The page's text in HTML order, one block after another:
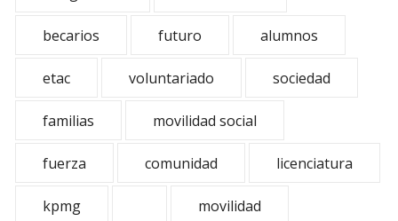
becarios futuro alumnos
etac voluntariado sociedad
familias movilidad social
fuerza comunidad licenciatura
kpmg movilidad